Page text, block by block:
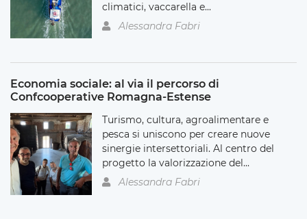
climatici, vaccarella e...
Alessandra Fabri
Economia sociale: al via il percorso di
Confcooperative Romagna-Estense
Turismo, cultura, agroalimentare e
pesca si uniscono per creare nuove
sinergie intersettoriali. Al centro del
progetto la valorizzazione del...
Alessandra Fabri